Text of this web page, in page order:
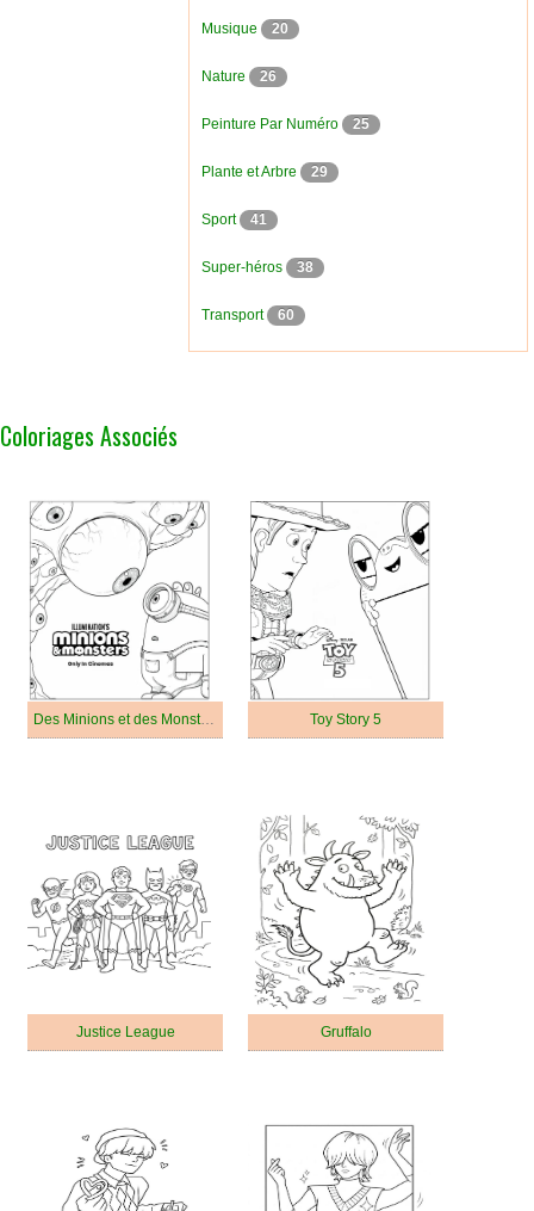
Musique 20
Nature 26
Peinture Par Numéro 25
Plante et Arbre 29
Sport 41
Super-héros 38
Transport 60
Coloriages Associés
Des Minions et des Monstres Toy Story 5
Justice League Gruffalo